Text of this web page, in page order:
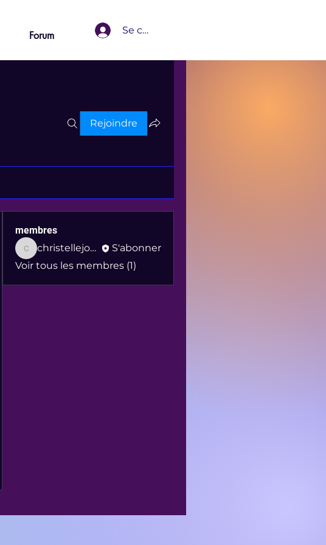
Forum Se connecter
Rejoindre
membres
christellejovial
christellejovial
S'abonner
Voir tous les membres (1)